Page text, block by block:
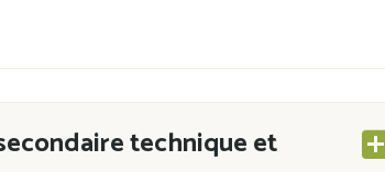
technique et